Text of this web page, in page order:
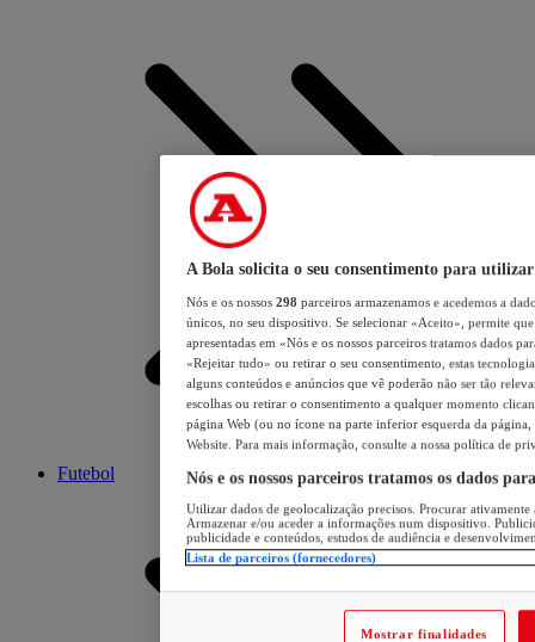
Futebol
A Bola solicita o seu consentimento para utilizar
Nós e os nossos 298 parceiros armazenamos e acedemos a
únicos, no seu dispositivo. Se selecionar «Aceito», permite
apresentadas em «Nós e os nossos parceiros tratamos dados
«Rejeitar tudo» ou retirar o seu consentimento, estas
alguns conteúdos e anúncios que vê poderão não ser tão
escolhas ou retirar o consentimento a qualquer momento
página Web (ou no ícone na parte inferior esquerda da página,
Website. Para mais informação, consulte a nossa política de
Nós e os nossos parceiros tratamos os dados
Utilizar dados de geolocalização precisos. Procurar
Armazenar e/ou aceder a informações num dispositivo.
publicidade e conteúdos, estudos de audiência e
Lista de parceiros (fornecedores)
Mostrar finalidades